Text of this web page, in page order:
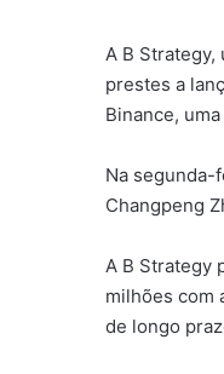
A B
prestes a
Binance,
Na segunda-
Changpeng
A B Strategy
milhões com
de longo